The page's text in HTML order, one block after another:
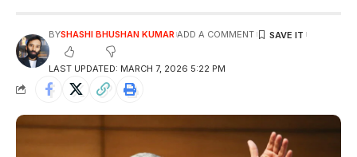
LAST UPDATED: MARCH 7, 2026 5:22 PM
BYSHASHI BHUSHAN KUMAR ADD A COMMENT